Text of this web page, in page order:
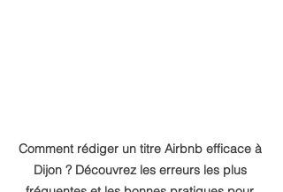
Comment rédiger un titre Airbnb efficace à
Dijon ? Découvrez les erreurs les plus